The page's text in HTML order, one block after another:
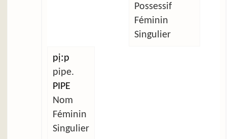
Possessif
Féminin
Singulier
pịːp
pipe.
PIPE
Nom
Féminin
Singulier